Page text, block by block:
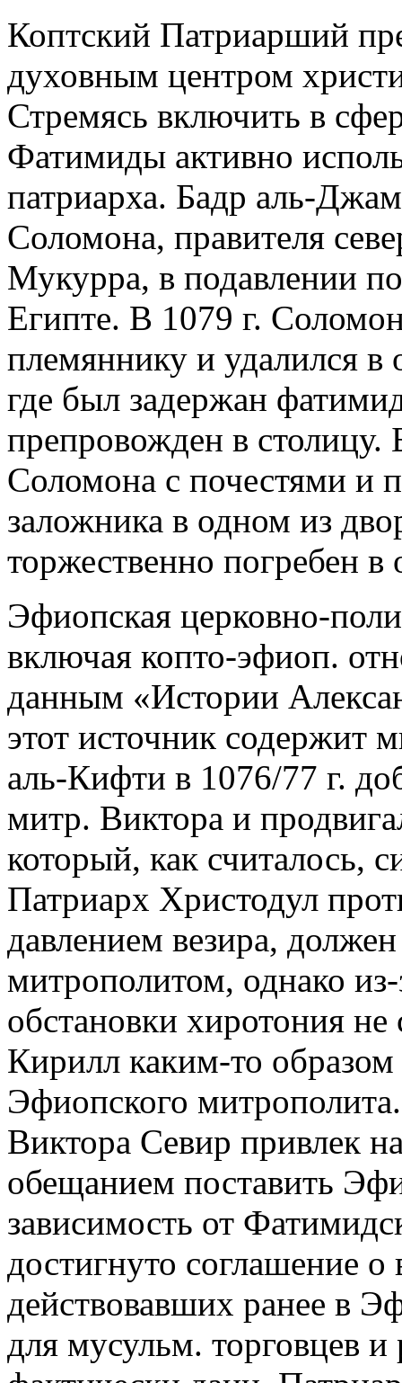
Коптский Патриарший
духовным центром
Стремясь включить в
Фатимиды активно
патриарха. Бадр аль-
Соломона, правителя
Мукурра, в подавлении
Египте. В 1079 г.
племяннику и удалился
где был задержан
препровожден в
Соломона с почестями и
заложника в одном из
торжественно погребен
Эфиопская церковно-
включая копто-эфиоп.
данным «Истории
этот источник содержит
аль-Кифти в 1076/77 г.
митр. Виктора и
который, как считалось,
Патриарх Христодул
давлением везира,
митрополитом, однако
обстановки хиротония
Кирилл каким-то образом
Эфиопского
Виктора Севир привлек
обещанием поставить
зависимость от
достигнуто соглашение о
действовавших ранее в
для мусульм. торговцев и